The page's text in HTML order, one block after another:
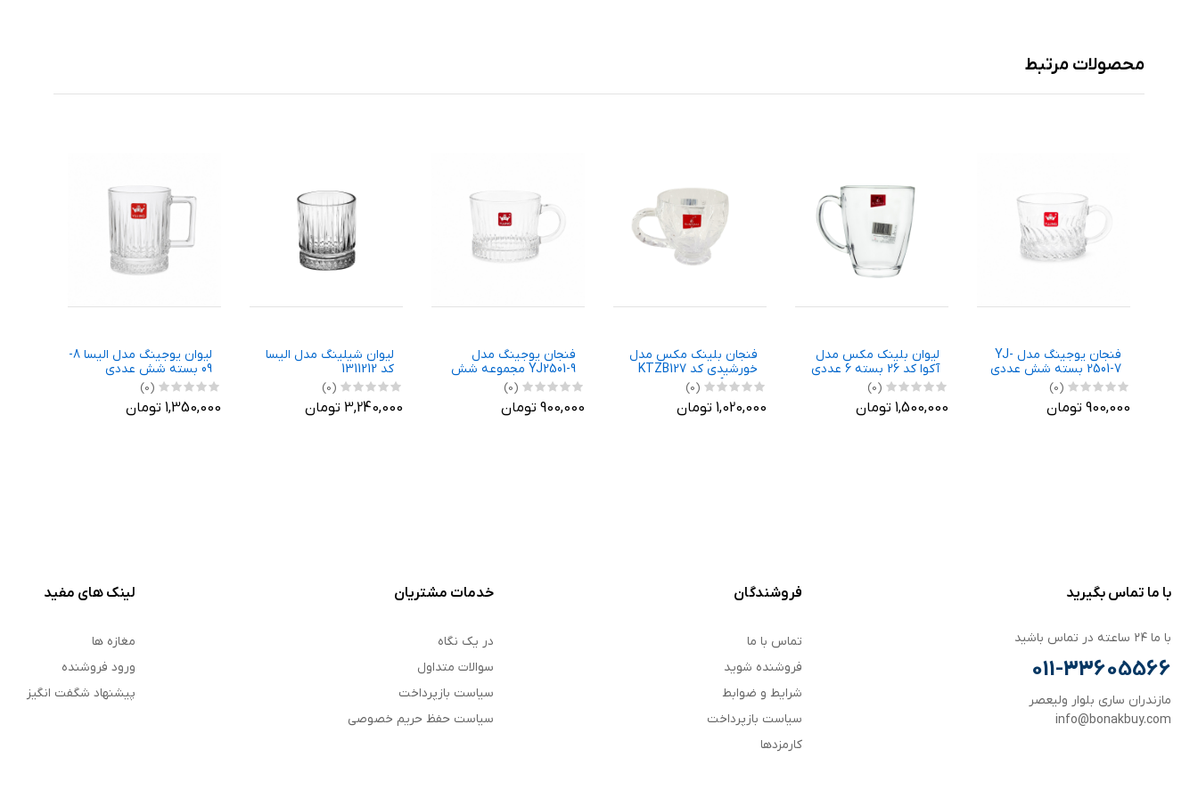
محصولات مرتبط
فنجان يوجينگ مدل YJ-
2501-7 بسته شش عددی
(0)
900,000 تومان
لیوان بلینک مکس مدل
آکوا کد 26 بسته 6 عددی
(0)
1,500,000 تومان
فنجان بلینک مکس مدل
خورشیدی کد KTZB127
بسته 6 عددی
(0)
1,020,000 تومان
فنجان یوجینگ مدل
YJ2501-9 مجموعه شش
عددی
(0)
900,000 تومان
لیوان شیلینگ مدل الیسا
کد 1311212
(0)
3,240,000 تومان
لیوان يوجينگ مدل اليسا 8-
09 بسته شش عددی
(0)
1,350,000 تومان
با ما تماس بگیرید
با ما ۲۴ ساعته در تماس باشید
011-33605566
مازندران ساری بلوار ولیعصر
info@bonakbuy.com
فروشندگان
تماس با ما
فروشنده شوید
شرایط و ضوابط
سیاست بازپرداخت
کارمزدها
خدمات مشتریان
در یک نگاه
سوالات متداول
سیاست بازپرداخت
سیاست حفظ حریم خصوصی
لینک های مفید
مغازه ها
ورود فروشنده
پیشنهاد شگفت انگیز